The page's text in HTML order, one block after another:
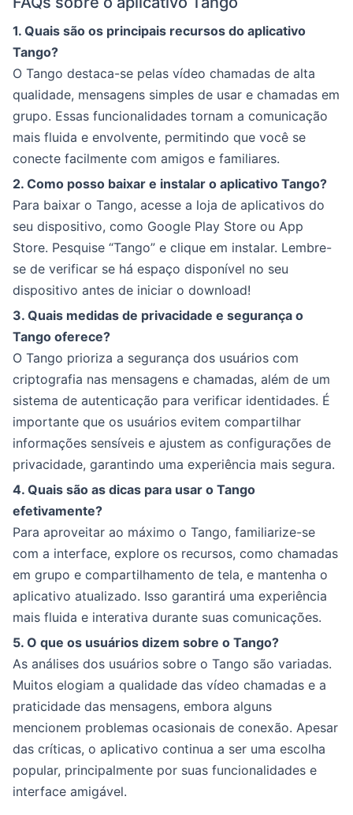
1. Quais são os principais recursos do aplicativo
Tango?
O Tango destaca-se pelas vídeo chamadas de alta
qualidade, mensagens simples de usar e chamadas em
grupo. Essas funcionalidades tornam a comunicação
mais fluida e envolvente, permitindo que você se
conecte facilmente com amigos e familiares.
2. Como posso baixar e instalar o aplicativo Tango?
Para baixar o Tango, acesse a loja de aplicativos do
seu dispositivo, como Google Play Store ou App
Store. Pesquise “Tango” e clique em instalar. Lembre-
se de verificar se há espaço disponível no seu
dispositivo antes de iniciar o download!
3. Quais medidas de privacidade e segurança o
Tango oferece?
O Tango prioriza a segurança dos usuários com
criptografia nas mensagens e chamadas, além de um
sistema de autenticação para verificar identidades. É
importante que os usuários evitem compartilhar
informações sensíveis e ajustem as configurações de
privacidade, garantindo uma experiência mais segura.
4. Quais são as dicas para usar o Tango
efetivamente?
Para aproveitar ao máximo o Tango, familiarize-se
com a interface, explore os recursos, como chamadas
em grupo e compartilhamento de tela, e mantenha o
aplicativo atualizado. Isso garantirá uma experiência
mais fluida e interativa durante suas comunicações.
5. O que os usuários dizem sobre o Tango?
As análises dos usuários sobre o Tango são variadas.
Muitos elogiam a qualidade das vídeo chamadas e a
praticidade das mensagens, embora alguns
mencionem problemas ocasionais de conexão. Apesar
das críticas, o aplicativo continua a ser uma escolha
popular, principalmente por suas funcionalidades e
interface amigável.